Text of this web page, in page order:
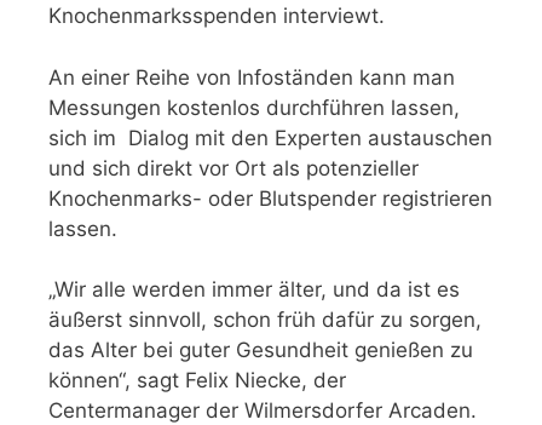
Knochenmarksspenden interviewt.
An einer Reihe von Infoständen kann man
Messungen kostenlos durchführen lassen,
sich im Dialog mit den Experten austauschen
und sich direkt vor Ort als potenzieller
Knochenmarks- oder Blutspender registrieren
lassen.
„Wir alle werden immer älter, und da ist es
äußerst sinnvoll, schon früh dafür zu sorgen,
das Alter bei guter Gesundheit genießen zu
können“, sagt Felix Niecke, der
Centermanager der Wilmersdorfer Arcaden.